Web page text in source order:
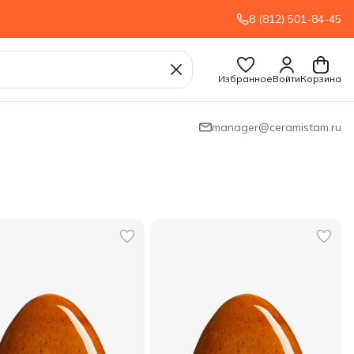
8 (812) 501-84-45
ИзбранноеВойтиКорзина
manager@ceramistam.ru